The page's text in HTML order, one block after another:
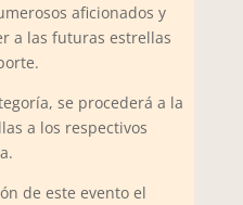
aficionados y
a las futuras estrellas
se procederá a la
a los respectivos
de este evento el